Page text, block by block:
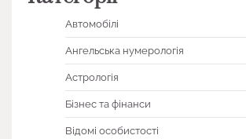
Автомобілі
Ангельська нумерологія
Астрологія
Бізнес та фінанси
Відомі особистості